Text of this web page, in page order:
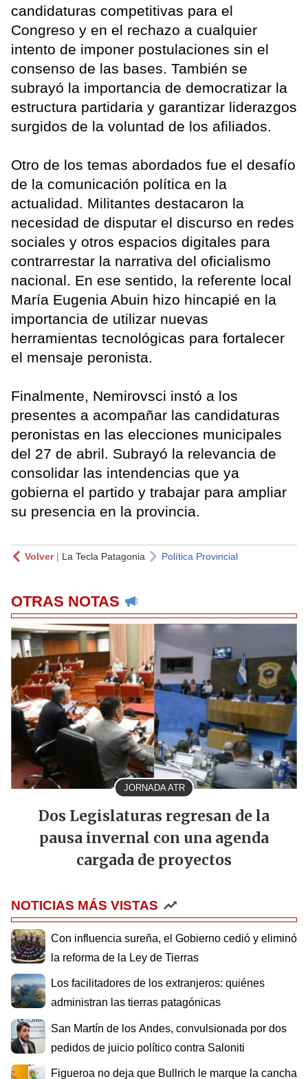
candidaturas competitivas para el
Congreso y en el rechazo a cualquier
intento de imponer postulaciones sin el
consenso de las bases. También se
subrayó la importancia de democratizar la
estructura partidaria y garantizar liderazgos
surgidos de la voluntad de los afiliados.
Otro de los temas abordados fue el desafío
de la comunicación política en la
actualidad. Militantes destacaron la
necesidad de disputar el discurso en redes
sociales y otros espacios digitales para
contrarrestar la narrativa del oficialismo
nacional. En ese sentido, la referente local
María Eugenia Abuin hizo hincapié en la
importancia de utilizar nuevas
herramientas tecnológicas para fortalecer
el mensaje peronista.
Finalmente, Nemirovsci instó a los
presentes a acompañar las candidaturas
peronistas en las elecciones municipales
del 27 de abril. Subrayó la relevancia de
consolidar las intendencias que ya
gobierna el partido y trabajar para ampliar
su presencia en la provincia.
Volver| La Tecla Patagonia Política Provincial
OTRAS NOTAS
JORNADA ATR
Dos Legislaturas regresan de la
pausa invernal con una agenda
cargada de proyectos
NOTICIAS MÁS VISTAS
Con influencia sureña, el Gobierno cedió y eliminó
la reforma de la Ley de Tierras
Los facilitadores de los extranjeros: quiénes
administran las tierras patagónicas
San Martín de los Andes, convulsionada por dos
pedidos de juicio político contra Saloniti
Figueroa no deja que Bullrich le marque la cancha